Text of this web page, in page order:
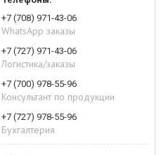
+7 (708) 971-43-06
WhatsApp заказы
+7 (727) 971-43-06
Логистика/заказы
+7 (700) 978-55-96
Консультант по продукции
+7 (727) 978-55-96
Бухгалтерия